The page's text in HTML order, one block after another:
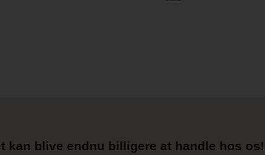
kan blive endnu billigere at handle hos